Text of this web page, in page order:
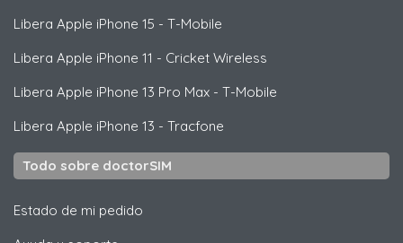
Libera Apple iPhone 15 - T-Mobile
Libera Apple iPhone 11 - Cricket Wireless
Libera Apple iPhone 13 Pro Max - T-Mobile
Libera Apple iPhone 13 - Tracfone
Todo sobre doctorSIM
Estado de mi pedido